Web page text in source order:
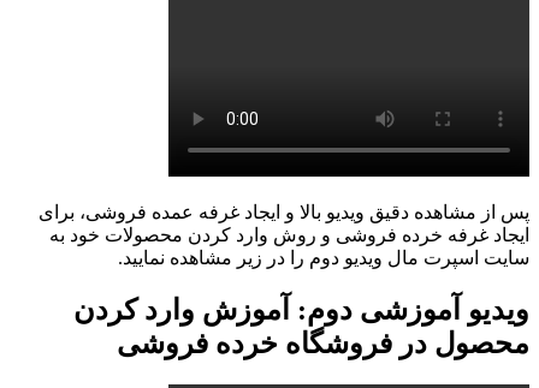
پس از مشاهده دقیق ویدیو بالا و ایجاد غرفه عمده فروشی، برای
ایجاد غرفه خرده فروشی و روش وارد کردن محصولات خود به
سایت اسپرت مال ویدیو دوم را در زیر مشاهده نمایید.
ویدیو آموزشی دوم: آموزش وارد کردن
محصول در فروشگاه خرده فروشی